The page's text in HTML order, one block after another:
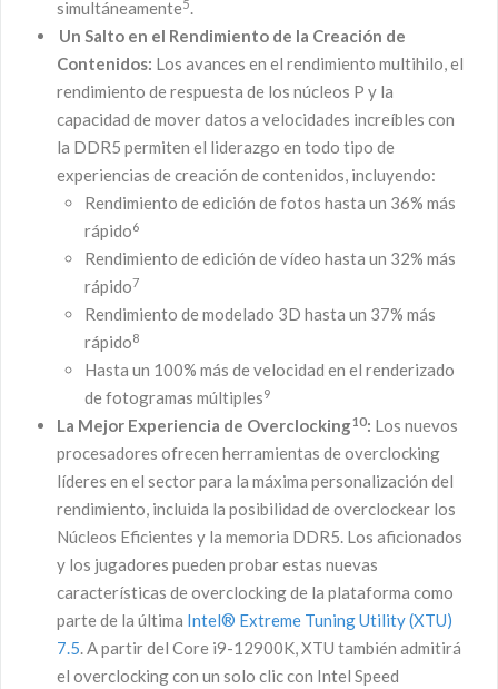
simultáneamente5.
Un Salto en el Rendimiento de la Creación de
Contenidos: Los avances en el rendimiento multihilo, el
rendimiento de respuesta de los núcleos P y la
capacidad de mover datos a velocidades increíbles con
la DDR5 permiten el liderazgo en todo tipo de
experiencias de creación de contenidos, incluyendo:
Rendimiento de edición de fotos hasta un 36% más
rápido6
Rendimiento de edición de vídeo hasta un 32% más
rápido7
Rendimiento de modelado 3D hasta un 37% más
rápido8
Hasta un 100% más de velocidad en el renderizado
de fotogramas múltiples9
La Mejor Experiencia de Overclocking10: Los nuevos
procesadores ofrecen herramientas de overclocking
líderes en el sector para la máxima personalización del
rendimiento, incluida la posibilidad de overclockear los
Núcleos Eficientes y la memoria DDR5. Los aficionados
y los jugadores pueden probar estas nuevas
características de overclocking de la plataforma como
parte de la última Intel® Extreme Tuning Utility (XTU)
7.5. A partir del Core i9-12900K, XTU también admitirá
el overclocking con un solo clic con Intel Speed